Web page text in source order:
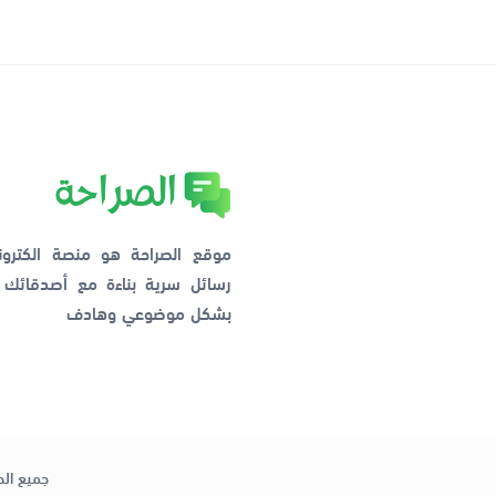
موقع الصراحة هو منصة
رسائل سرية بناءة مع
بشكل موضوعي وهادف
جميع